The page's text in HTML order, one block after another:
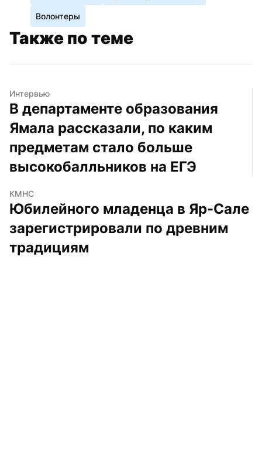
Волонтеры
Также по теме
Интервью
В департаменте образования
Ямала рассказали, по каким
предметам стало больше
высокобалльников на ЕГЭ
КМНС
Юбилейного младенца в Яр-Сале
зарегистрировали по древним
традициям